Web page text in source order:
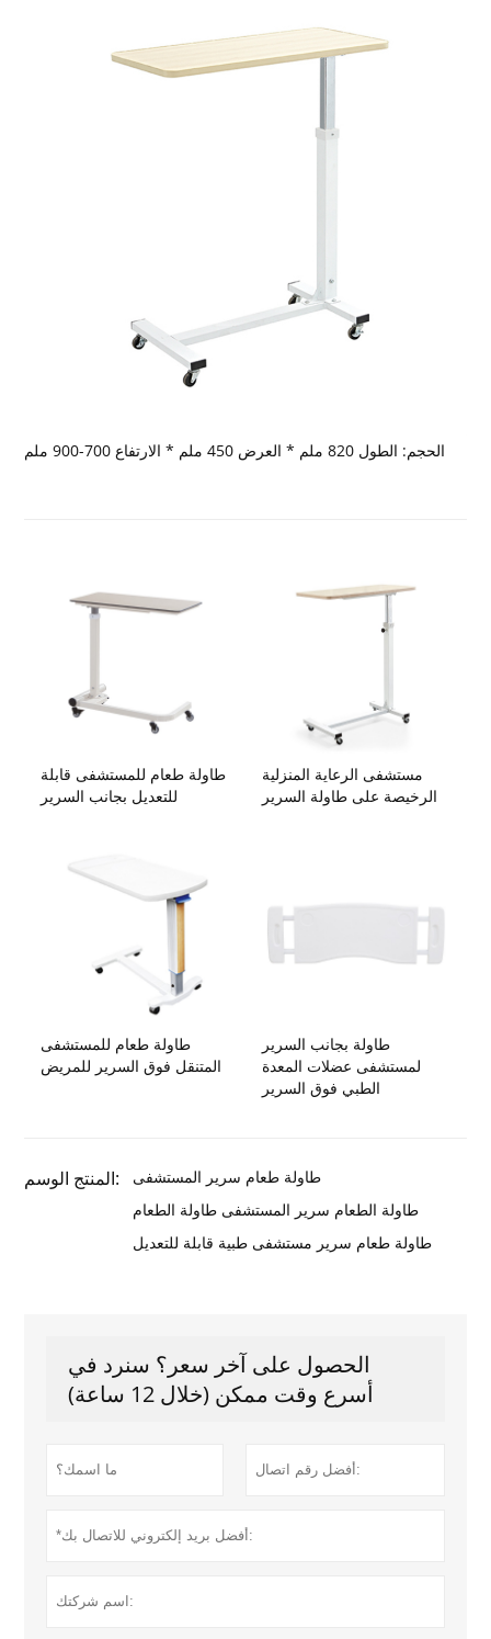
الحجم: الطول 820 ملم * العرض 450 ملم * الارتفاع 700-900 ملم
طاولة طعام للمستشفى قابلة
للتعديل بجانب السرير
مستشفى الرعاية المنزلية
الرخيصة على طاولة السرير
طاولة طعام للمستشفى
المتنقل فوق السرير للمريض
طاولة بجانب السرير
لمستشفى عضلات المعدة
الطبي فوق السرير
المنتج الوسم:
طاولة طعام سرير المستشفى
طاولة الطعام سرير المستشفى طاولة الطعام
طاولة طعام سرير مستشفى طبية قابلة للتعديل
الحصول على آخر سعر؟ سنرد في
أسرع وقت ممكن (خلال 12 ساعة)